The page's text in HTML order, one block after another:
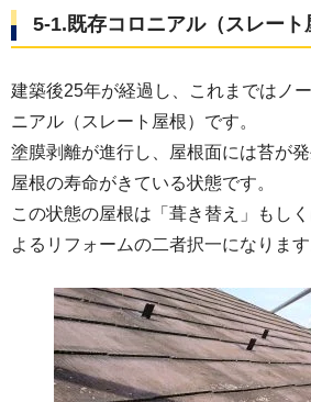
5-1.既存コロニアル（スレート
建築後25年が経過し、これまではノ
ニアル（スレート屋根）です。
塗膜剥離が進行し、屋根面には苔が発
屋根の寿命がきている状態です。
この状態の屋根は「葺き替え」もし
よるリフォームの二者択一になります